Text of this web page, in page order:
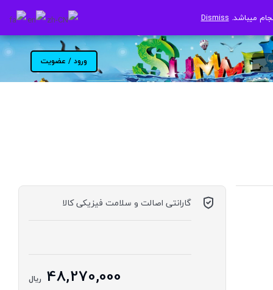
میباشد.Dismiss
ورود / عضویت
میباشد.Dismiss
گارانتی اصالت و سلامت فیزیکی کالا
48,270,000 ریال